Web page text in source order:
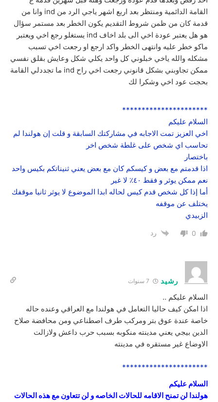
القامة الدائمية ومنتظر بعد اربع اشهر ياجي الرد من ind وانا من
قدمة كان من ظمن شروط التقديم يكون الخطر بعد مستمر سؤال
هو هل يعتبر عودة اخي الى بلد اخاف ind يستغلو رجع اخي ويعتبر
ماكو خطر عليه وانتهى الخطر واكد ارجع او رجعت اخي تسبب
مشكله والله ياخي خبلوني كل واحد يكلي شكل وعايش بقلق نفسي
ممكن تجاوبني بشكل قانوني رجعت اخي راح ind ما تجددلي القامة
بحجت عود اخي وشكرا لك
**********************
السلام عليكم
اخي العزيز تمت الاجابه في مشاركتك السابقة و قلت إن هولندا لم
تحاسب اي شخص على غلطة شخص اخر
باختصار
اذا قدمتم مع بعض و كيسكم كان مع بعض يعني ثنيناتكم بكيس واحد
نعم ممكن يوثر و فقط ٤٠٪ لا غير
أما إذا كل شخص قدم كيس لحاله ابدا الموضوع لا يوثر ثانيا موقفك
يختلف عن موقفه
الزبيدي
0 رد
رشيد
السلام عليكم ..
اذا امكن كيف حاليا التعامل في هولندا مع العراقي وعنده حاله
خاصة عندة عوق بتر ومركب طرف اصطناعي ومن محافضة صلاح
الدين بيجي يعني مدينته منكوبه بسبب حرب داعش ولازالت
الاوضاع غير مستقره في مدينته
**********************
السلام عليكم
هولندا لن تمنح الاقامه للحالات الخاصه و لن تتعاون مع هذه الحالات